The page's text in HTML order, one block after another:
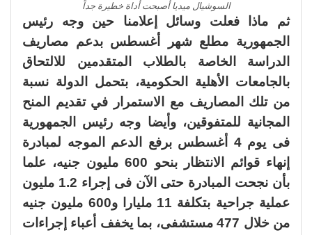
السوشيال ميديا أصبحت أداة خطيرة جداً
ثم ماذا فعلت وسائل إعلامنا حين وجه رئيس
الجمهورية مطلع شهر أغسطس بدعم مصاريف
الدراسة الخاصة بالطلاب المتقدمين للالتحاق
بالجامعات الأهلية الحكومية، بتحمل الدولة نسبة
من تلك المصاريف مع الاستمرار في تقديم المنح
المجانية للمتفوقين، وأيضا وجه رئيس الجمهورية
فى يوم 4 أغسطس برفع الدعم الموجه لمبادرة
إنهاء قوائم الانتظار بنحو 600 مليون جنيه، علما
بأن نجحت المبادرة حتى الآن فى إجراء 1.2 مليون
عملية جراحية بتكلفة 11 مليارا و600 مليون جنيه
من خلال 477 مستشفى، بما يخفف أعباء إجراءات